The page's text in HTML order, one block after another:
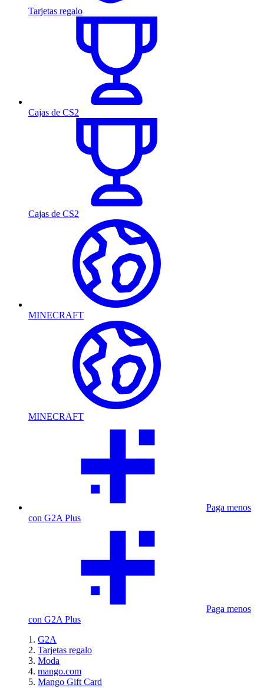
Tarjetas regalo
Cajas de CS2
Cajas de CS2
MINECRAFT
MINECRAFT
Paga menos
con G2A Plus
Paga menos
con G2A Plus
G2A
Tarjetas regalo
Moda
mango.com
Mango Gift Card